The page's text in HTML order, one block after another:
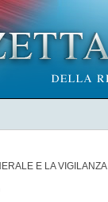
E LA